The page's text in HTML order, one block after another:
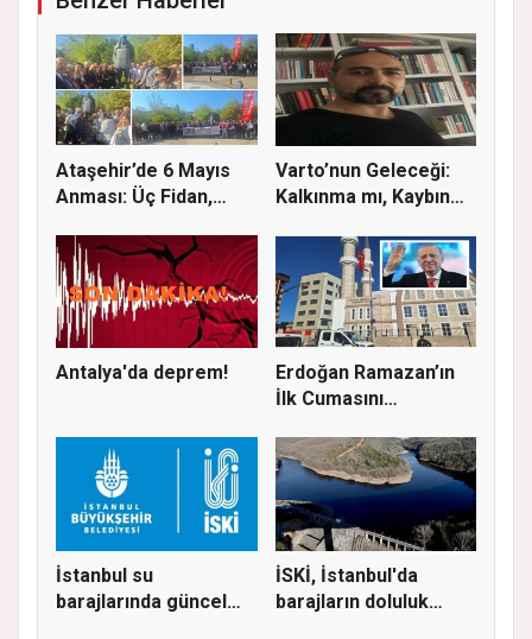
Ataşehir’de 6 Mayıs
Anması: Üç Fidan,
Varto’nun Geleceği:
Kalkınma mı, Kaybın
Antalya'da deprem!
Erdoğan Ramazan’ın
İlk Cumasını
İstanbul su
barajlarında güncel
İSKİ, İstanbul'da
barajların doluluk